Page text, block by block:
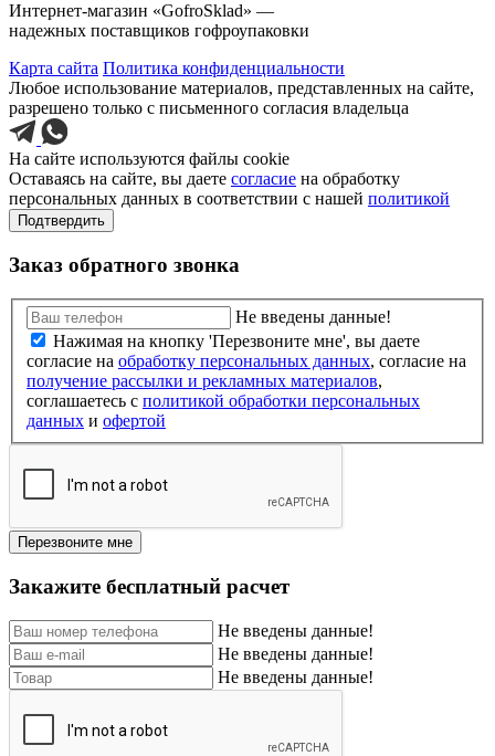
Интернет-магазин «GofroSklad» —
надежных поставщиков гофроупаковки
Карта сайта Политика конфиденциальности
Любое использование материалов, представленных на сайте,
разрешено только с письменного согласия владельца
На сайте используются файлы cookie
Оставаясь на сайте, вы даете согласие на обработку
персональных данных в соответствии с нашей политикой
Подтвердить
Заказ обратного звонка
Не введены данные!
Нажимая на кнопку 'Перезвоните мне', вы даете
согласие на обработку персональных данных, согласие на
получение рассылки и рекламных материалов,
соглашаетесь c политикой обработки персональных
данных и офертой
Перезвоните мне
Закажите бесплатный расчет
Не введены данные!
Не введены данные!
Не введены данные!